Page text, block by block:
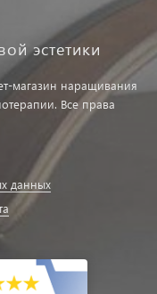
эстетики
магазин наращивания
Все права
данных